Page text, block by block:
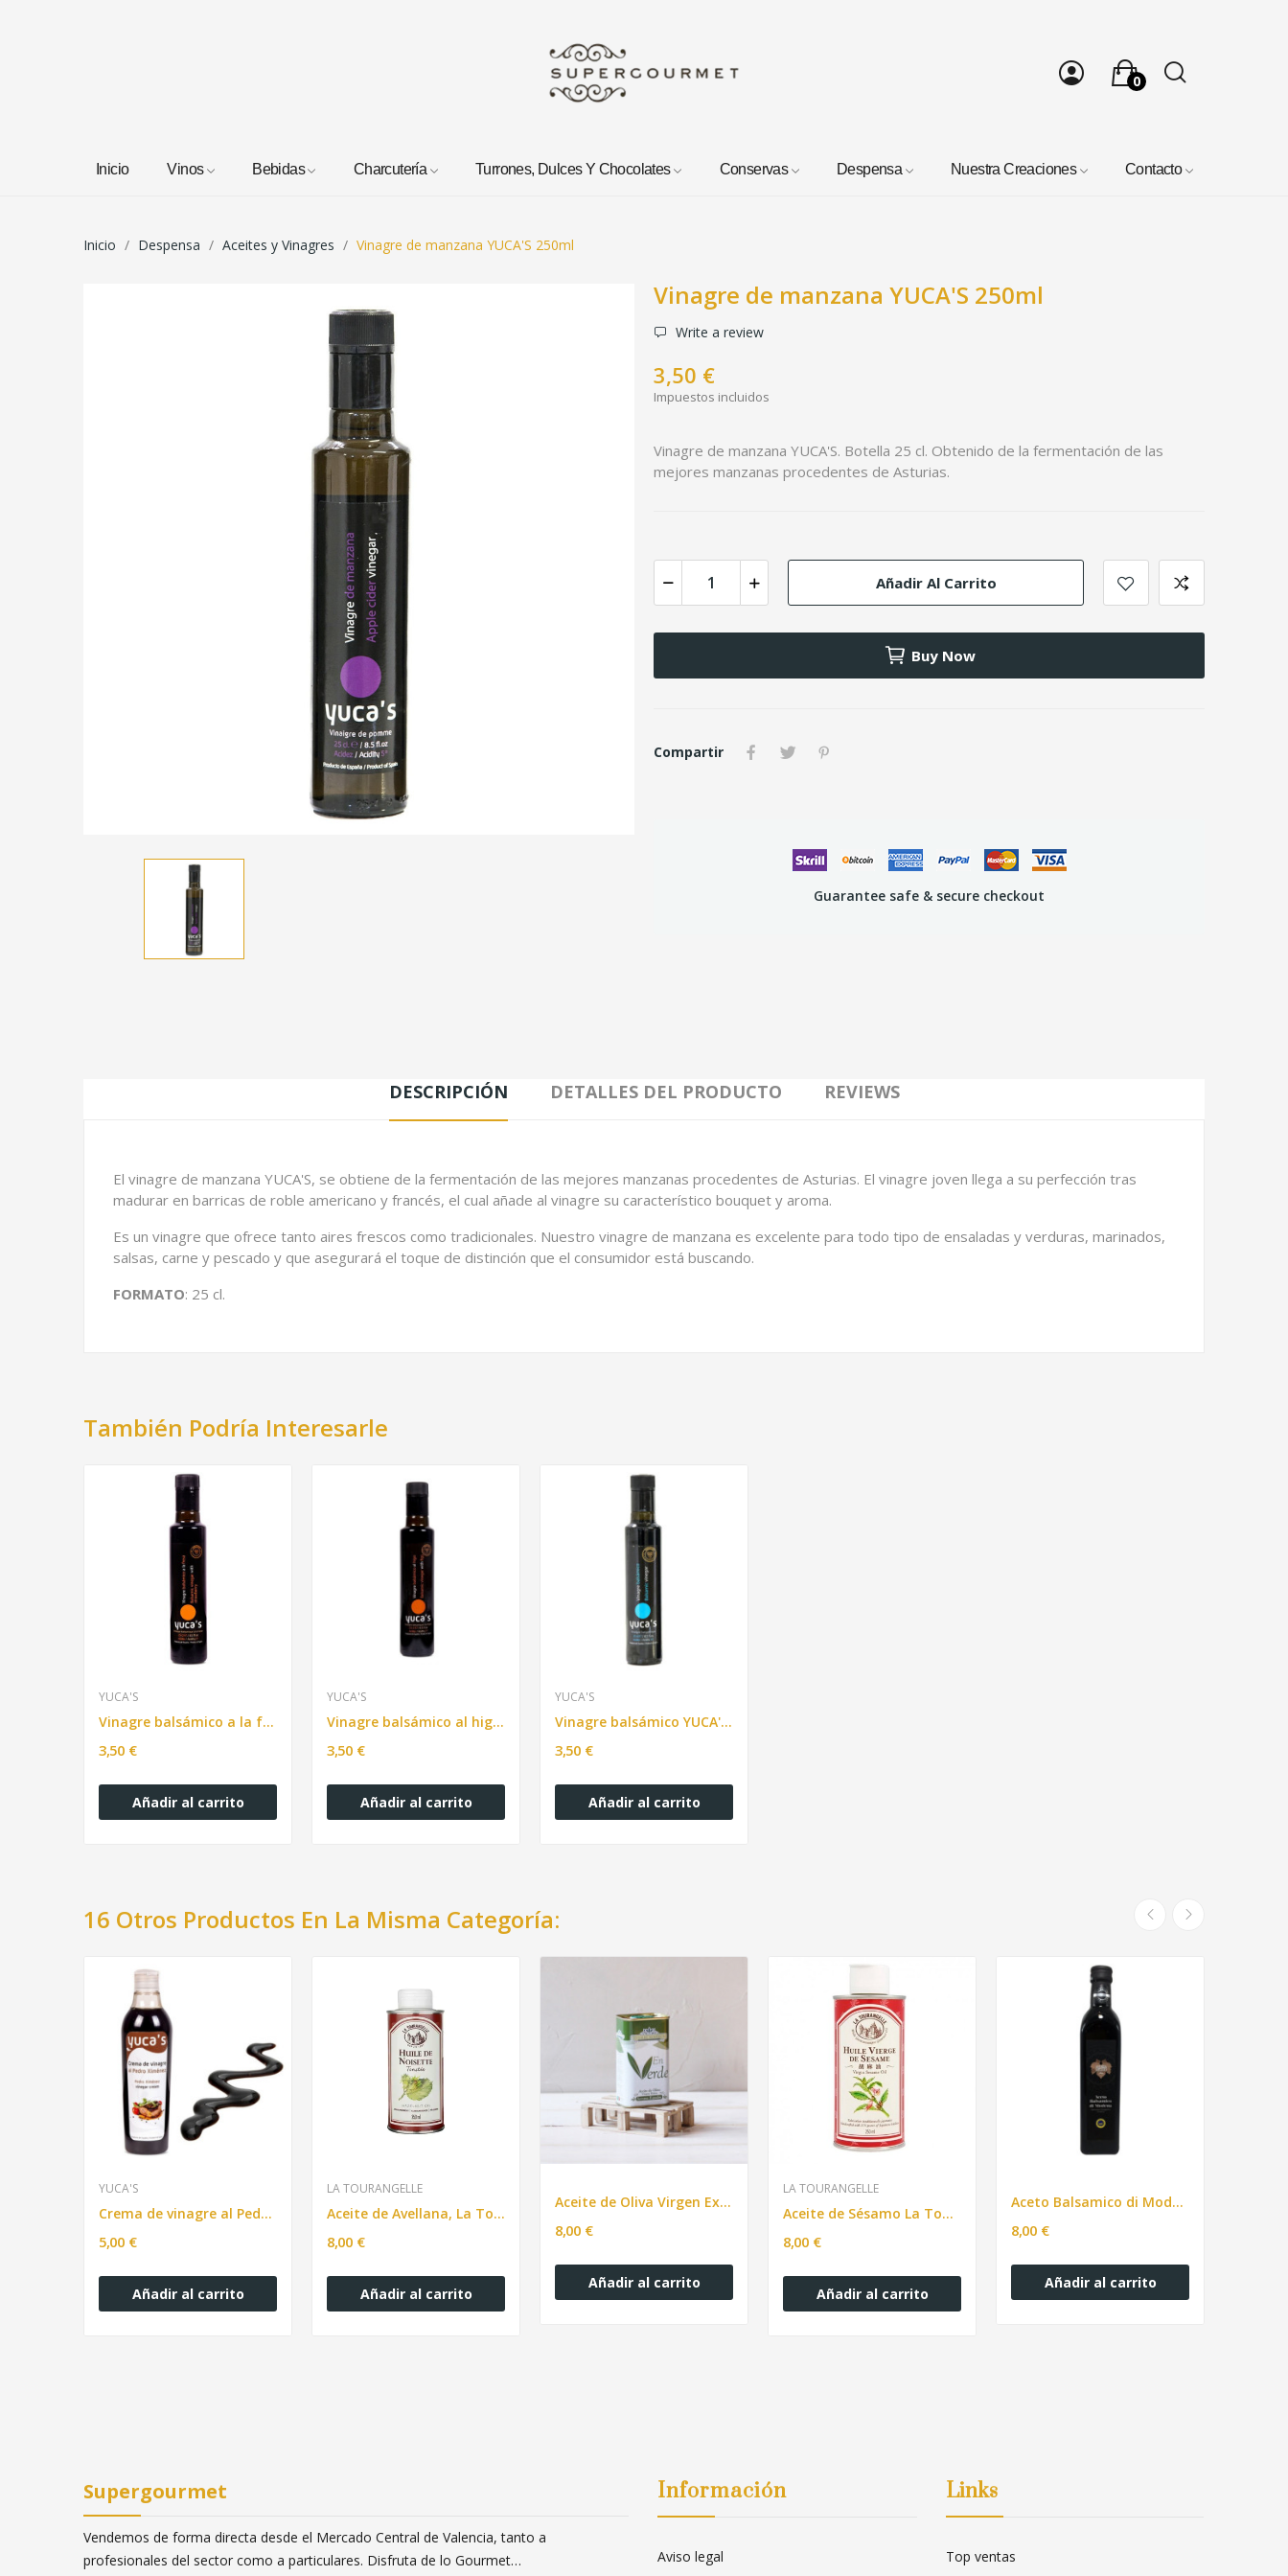
0
Inicio Vinos Bebidas Charcutería Turrones, Dulces Y Chocolates Conservas Despensa Nuestra Creaciones Contacto
Inicio Despensa Aceites y Vinagres Vinagre de manzana YUCA'S 250ml
Vinagre de manzana YUCA'S 250ml
Write a review
3,50 €
Impuestos incluidos
Vinagre de manzana YUCA'S. Botella 25 cl. Obtenido de la fermentación de las
mejores manzanas procedentes de Asturias.
Añadir Al Carrito
Buy Now
Compartir
Guarantee safe & secure checkout
DESCRIPCIÓN DETALLES DEL PRODUCTO REVIEWS
El vinagre de manzana YUCA'S, se obtiene de la fermentación de las mejores manzanas procedentes de Asturias. El vinagre joven llega a su perfección tras
madurar en barricas de roble americano y francés, el cual añade al vinagre su característico bouquet y aroma.
Es un vinagre que ofrece tanto aires frescos como tradicionales. Nuestro vinagre de manzana es excelente para todo tipo de ensaladas y verduras, marinados,
salsas, carne y pescado y que asegurará el toque de distinción que el consumidor está buscando.
FORMATO: 25 cl.
También Podría Interesarle
YUCA'S
Vinagre balsámico a la fresa YUCA'S 250ml
3,50 €
Añadir al carrito
YUCA'S
Vinagre balsámico al higo YUCA'S 250ml
3,50 €
Añadir al carrito
YUCA'S
Vinagre balsámico YUCA'S 250ml
3,50 €
Añadir al carrito
16 Otros Productos En La Misma Categoría:
YUCA'S
Crema de vinagre al Pedro Ximénez YUCA'S 250ML
5,00 €
Añadir al carrito
LA TOURANGELLE
Aceite de Avellana, La Tourangelle - 250ml
8,00 €
Añadir al carrito
Aceite de Oliva Virgen Extra EnVerde 220ml
8,00 €
Añadir al carrito
LA TOURANGELLE
Aceite de Sésamo La Tourangelle - 250ml.
8,00 €
Añadir al carrito
Aceto Balsamico di Modena. 500ml.
8,00 €
Añadir al carrito
Supergourmet
Vendemos de forma directa desde el Mercado Central de Valencia, tanto a
profesionales del sector como a particulares. Disfruta de lo Gourmet…
Información
Aviso legal
Links
Top ventas